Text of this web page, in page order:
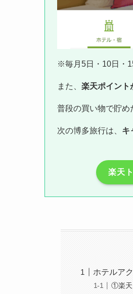
※毎月5日・10日・
また、 楽天ポイント
普段の買い物で貯め
次の博多旅行は、 キ
楽天
ホテルア
①楽天